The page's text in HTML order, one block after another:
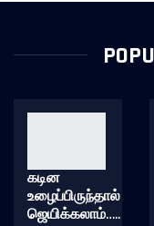
கடின
உழைப்பிருந்தால்
ஜெயிக்கலாம்…..